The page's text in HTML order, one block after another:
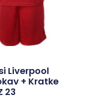
Liverpool
+ Kratke
23